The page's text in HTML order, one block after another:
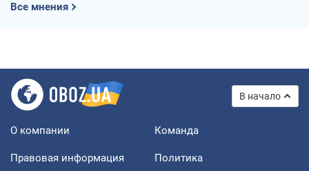
Все мнения
В начало
О компании Команда
Правовая информация
Политика